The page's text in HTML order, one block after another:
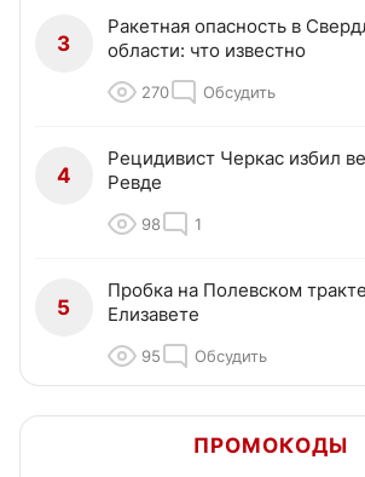
3
Ракетная опасность в
области: что известно
270 Обсудить
4
Рецидивист Черкас избил
Ревде
98 1
5
Пробка на Полевском
Елизавете
95 Обсудить
ПРОМОКОДЫ